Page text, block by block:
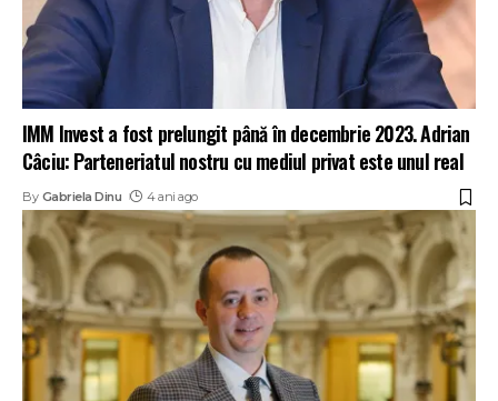
IMM Invest a fost prelungit până în decembrie 2023. Adrian
Câciu: Parteneriatul nostru cu mediul privat este unul real
By Gabriela Dinu 4 ani ago